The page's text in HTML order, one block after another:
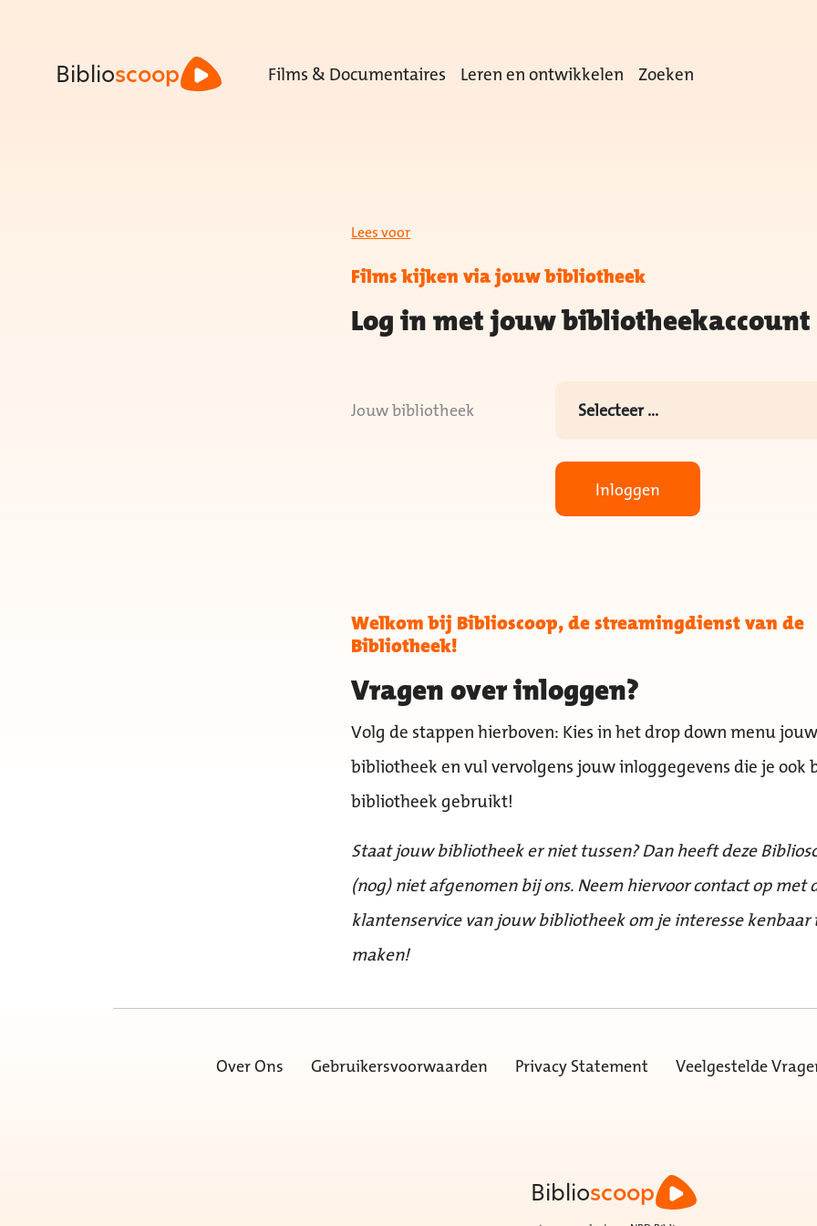
Biblioscoop Films & Documentaires Leren en ontwikkelen Zoeken
Lees voor
Films kijken via jouw bibliotheek
Log in met jouw bibliotheekaccount
Jouw bibliotheek
Inloggen
Welkom bij Biblioscoop, de streamingdienst van de
Bibliotheek!
Vragen over inloggen?
Volg de stappen hierboven: Kies in het drop down menu jouw
bibliotheek en vul vervolgens jouw inloggegevens die je ook
bibliotheek gebruikt!
Staat jouw bibliotheek er niet tussen? Dan heeft deze
(nog) niet afgenomen bij ons. Neem hiervoor contact op met
klantenservice van jouw bibliotheek om je interesse kenbaar
maken!
Over Ons Gebruikersvoorwaarden Privacy Statement Veelgestelde
Biblioscoop